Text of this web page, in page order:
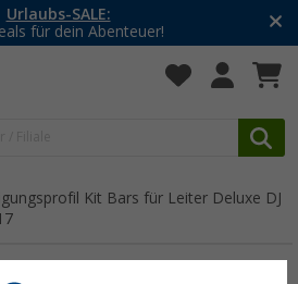
Urlaubs-SALE:
für dein Abenteuer!
Kit Bars für Leiter Deluxe DJ
Kit Bars für